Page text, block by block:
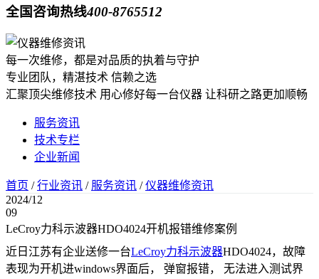
全国咨询热线400-8765512
每一次维修，都是对品质的执着与守护
专业团队，精湛技术 信赖之选
汇聚顶尖维修技术 用心修好每一台仪器 让科研之路更加顺畅
服务资讯
技术专栏
企业新闻
首页 /行业资讯 / 服务资讯 /仪器维修资讯
2024/12
09
LeCroy力科示波器HDO4024开机报错维修案例
近日江苏有企业送修一台LeCroy力科示波器HDO4024，故障
表现为开机进windows界面后， 弹窗报错， 无法进入测试界